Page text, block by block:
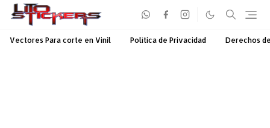
Vectores Para corte en Vinil Política de Privacidad Derechos